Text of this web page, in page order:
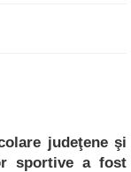
judeţene şi
sportive a fost